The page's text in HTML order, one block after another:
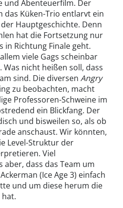
und Abenteuerfilm. Der
das Küken-Trio entlarvt ein
Hauptgeschichte. Denn
hat die Fortsetzung nur
in Richtung Finale geht.
viele Gags scheinbar
nicht heißen soll, dass
sind. Die diversen Angry
zu beobachten, macht
Professoren-Schweine im
ein Blickfang. Der
und bisweilen so, als ob
anschaust. Wir könnten,
Level-Struktur der
Viel
dass das Team um
(Ice Age 3) einfach
und um diese herum die